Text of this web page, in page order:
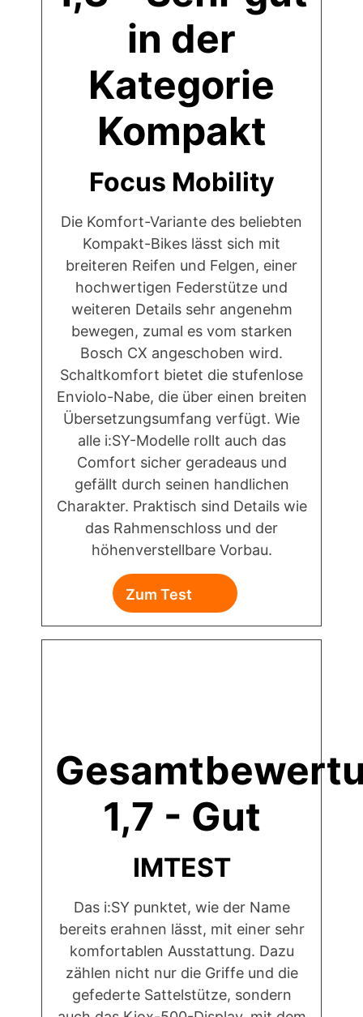
in der
Kategorie
Kompakt
Focus Mobility
Die Komfort-Variante des beliebten
Kompakt-Bikes lässt sich mit
breiteren Reifen und Felgen, einer
hochwertigen Federstütze und
weiteren Details sehr angenehm
bewegen, zumal es vom starken
Bosch CX angeschoben wird.
Schaltkomfort bietet die stufenlose
Enviolo-Nabe, die über einen breiten
Übersetzungsumfang verfügt. Wie
alle i:SY-Modelle rollt auch das
Comfort sicher geradeaus und
gefällt durch seinen handlichen
Charakter. Praktisch sind Details wie
das Rahmenschloss und der
höhenverstellbare Vorbau.
Zum Test
1,7 - Gut
IMTEST
Das i:SY punktet, wie der Name
bereits erahnen lässt, mit einer sehr
komfortablen Ausstattung. Dazu
zählen nicht nur die Griffe und die
gefederte Sattelstütze, sondern